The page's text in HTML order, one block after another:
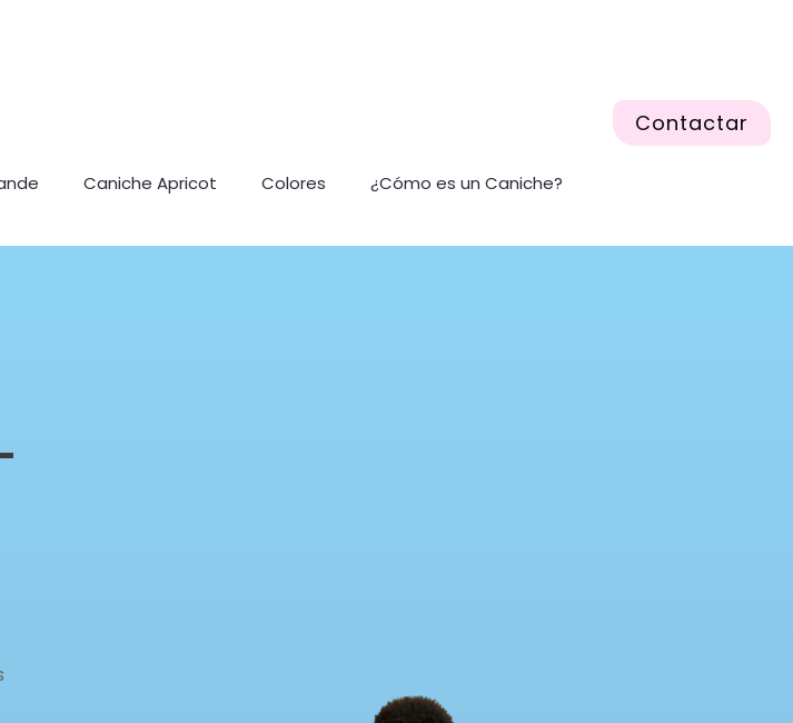
Caniche Apricot Colores ¿Cómo es un Caniche?
Contactar